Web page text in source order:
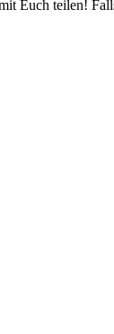
Euch teilen!